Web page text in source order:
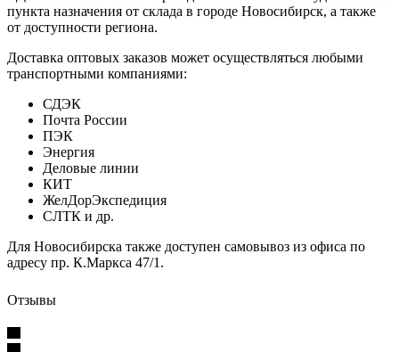
пункта назначения от склада в городе Новосибирск, а также
от доступности региона.
Доставка оптовых заказов может осуществляться любыми
транспортными компаниями:
СДЭК
Почта России
ПЭК
Энергия
Деловые линии
КИТ
ЖелДорЭкспедиция
СЛТК и др.
Для Новосибирска также доступен самовывоз из офиса по
адресу пр. К.Маркса 47/1.
Отзывы